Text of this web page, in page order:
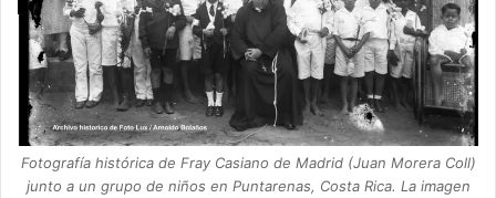
Fotografía histórica de Fray Casiano de Madrid (Juan Morera Coll)
junto a un grupo de niños en Puntarenas, Costa Rica. La imagen